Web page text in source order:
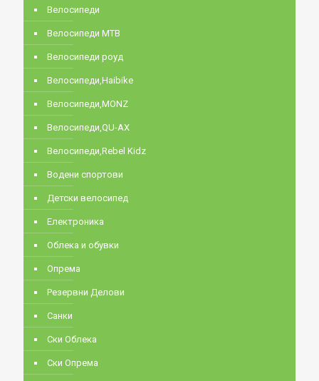
Велосипеди
Велосипеди MTB
Велосипеди роуд
Велосипеди,Haibike
Велосипеди,MONZ
Велосипеди,QU-AX
Велосипеди,Rebel Kidz
Водени спортови
Детски велосипед
Електроника
Облека и обувки
Опрема
Резервни Делови
Санки
Ски Облека
Ски Опрема